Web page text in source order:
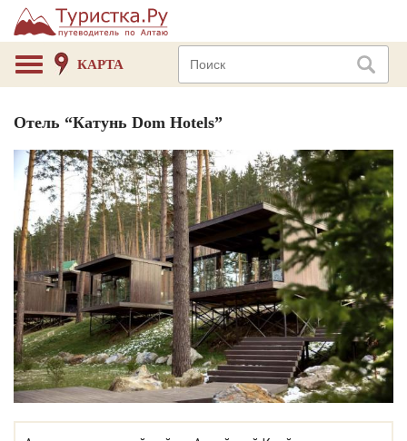
КАРТА
Отель “Катунь Dom Hotels”